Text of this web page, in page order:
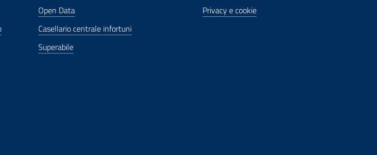
Open Data
Casellario centrale infortuni
Superabile
Privacy e cookie